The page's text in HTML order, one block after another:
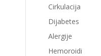
Cirkulacija
Dijabetes
Alergije
Hemoroidi